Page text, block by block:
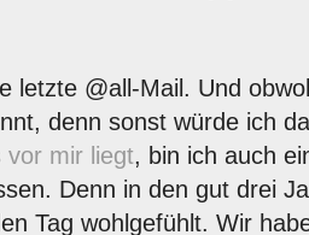
letzte @all-Mail. Und
denn sonst würde ich
vor mir liegt, bin ich auch
Denn in den gut drei
Tag wohlgefühlt. Wir